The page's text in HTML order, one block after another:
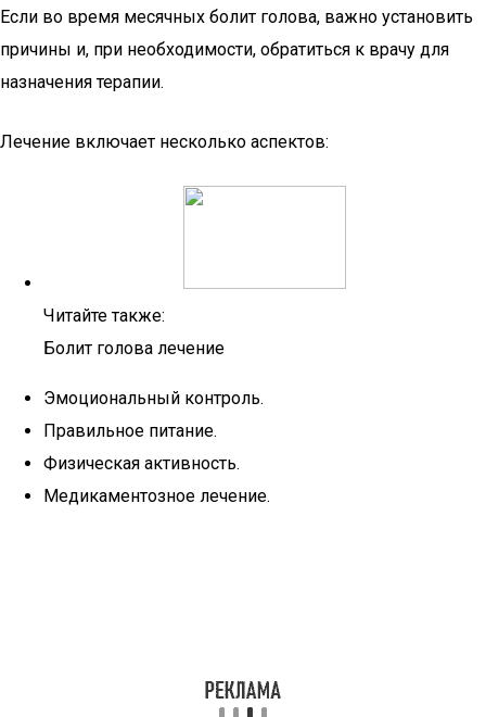
Если во время месячных болит голова, важно установить
причины и, при необходимости, обратиться к врачу для
назначения терапии.
Лечение включает несколько аспектов:
Читайте также:
Болит голова лечение
Эмоциональный контроль.
Правильное питание.
Физическая активность.
Медикаментозное лечение.